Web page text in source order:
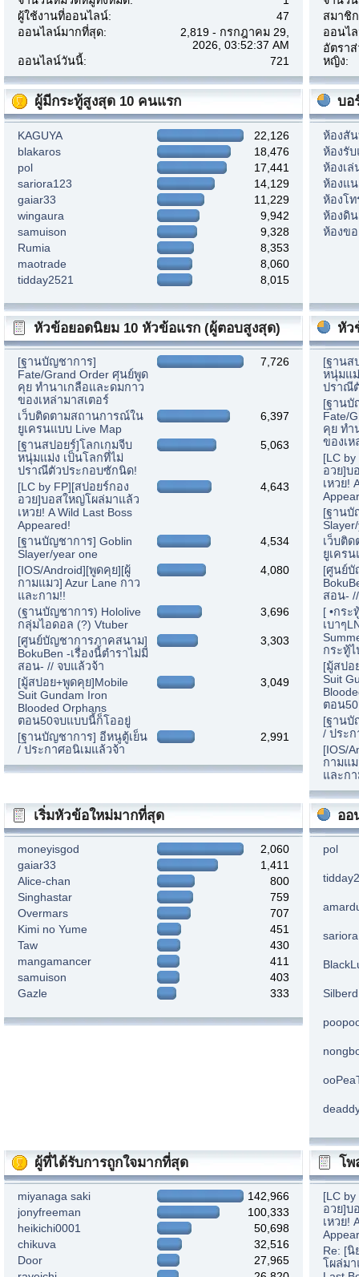
ผู้ใช้งานที่ออนไลน์:
47
ออนไลน์มากที่สุด:
2,819 - กรกฎาคม 29,
2026, 03:52:37 AM
ออนไลน์วันนี้:
721
สมาชิ
ออนไ
อัตรา
หญิง:
ผู้มีกระทู้สูงสุด 10 คนแรก
KAGUYA
22,126
blakaros
18,476
pol
17,441
sariora123
14,129
gaiar33
11,229
wingaura
9,942
samuison
9,328
Rumia
8,353
maotrade
8,060
tidday2521
8,015
บอ
ห้องสั
ห้องรั
ห้องเล่
ห้องแ
ห้องโท
ห้องดิ
ห้องขอ
หัวข้อยอดนิยม 10 หัวข้อแรก (ผู้ตอบสูงสุด)
[ฐานบัญชาการ]
Fate/Grand Order ศุนย์พูด
คุย ทำนาเกลือและดมกาว
ของเหล่ามาสเตอร์
7,726
เว็บติดตามสถานการณ์ใน
ยูเครนแบบ Live Map
6,397
[ฐานสปอยร์]โลกเกมจีบ
หนุ่มแม่ง เป็นโลกที่ไม่
ปราณีตัวประกอบซักนิด!
5,063
[LC by FP][สปอยร์กอง
อวย]บอสใหญ่โผล่มาแล้ว
เหวย! A Wild Last Boss
Appeared!
4,643
[ฐานบัญชาการ] Goblin
Slayer/year one
4,534
[IOS/Android][พูดคุย][ผู้
กามแมว] Azur Lane กาว
และกาม!!
4,080
(ฐานบัญชาการ) Hololive
กลุ่มไอดอล (?) Vtuber
3,696
[ศูนย์บัญชาการภาคสนาม]
BokuBen -เรื่องนี้ตำราไม่มี
สอน- // จบแล้วจ้า
3,303
[มู้สปอย+พูดคุย]Mobile
Suit Gundam Iron
Blooded Orphans
ตอน50จบแบบนี้ก็โออยู่
3,049
[ฐานบัญชาการ] อีหนูตู้เย็น
/ ประกาศอนิเมแล้วจ้า
2,991
หัว
[ฐานส
หนุ่มแ
ปราณี
[ฐานบั
Fate/
คุย ทำ
ของเห
[LC
อวย]บ
เหวย!
[ฐานบั
เว็บติ
ยูเคร
[ศูนย์บั
สอน-
[ •กระ
เบาๆ
กระทู้
[มู้สปอ
Suit
ตอน
[ฐานบั
/ ประ
[IOS/
กามแม
และก
เริ่มหัวข้อใหม่มากที่สุด
moneyisgod
2,060
gaiar33
1,411
Alice-chan
800
Singhastar
759
Overmars
707
Kimi no Yume
451
Taw
430
mangamancer
411
samuison
403
Gazle
333
ออ
pol
Silberd
ผู้ที่ได้รับการถูกใจมากที่สุด
miyanaga saki
142,966
jonyfreeman
100,333
heikichi0001
50,698
chikuva
32,516
Door
27,965
โพ
[LC
อวย]บ
เหวย!
Re: [
โผล่มา